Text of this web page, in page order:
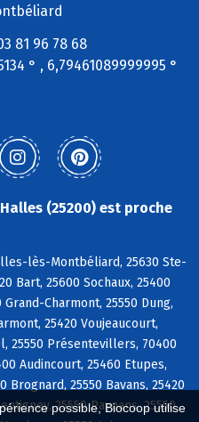
possible, Biocoop utilise
81 96 78 68
° , 6,79461089999995 °
(25200) est proche
lès-Montbéliard, 25630 Ste-
Bart, 25600 Sochaux, 25400
Charmont, 25550 Dung,
25420 Voujeaucourt,
25550 Présentevillers, 70400
Audincourt, 25460 Etupes,
Brognard, 25550 Bavans, 25420
25550 Raynans, 25550